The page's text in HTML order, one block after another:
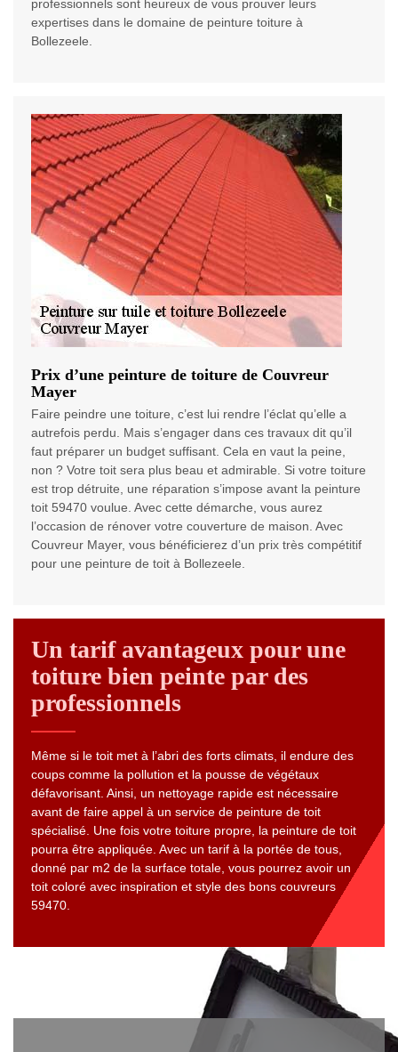
professionnels sont heureux de vous prouver leurs
expertises dans le domaine de peinture toiture à
Bollezeele.
Prix d’une peinture de toiture de Couvreur
Mayer
Faire peindre une toiture, c’est lui rendre l’éclat qu’elle a
autrefois perdu. Mais s’engager dans ces travaux dit qu’il
faut préparer un budget suffisant. Cela en vaut la peine,
non ? Votre toit sera plus beau et admirable. Si votre toiture
est trop détruite, une réparation s’impose avant la peinture
toit 59470 voulue. Avec cette démarche, vous aurez
l’occasion de rénover votre couverture de maison. Avec
Couvreur Mayer, vous bénéficierez d’un prix très compétitif
pour une peinture de toit à Bollezeele.
Un tarif avantageux pour une
toiture bien peinte par des
professionnels
Même si le toit met à l’abri des forts climats, il endure des
coups comme la pollution et la pousse de végétaux
défavorisant. Ainsi, un nettoyage rapide est nécessaire
avant de faire appel à un service de peinture de toit
spécialisé. Une fois votre toiture propre, la peinture de toit
pourra être appliquée. Avec un tarif à la portée de tous,
donné par m2 de la surface totale, vous pourrez avoir un
toit coloré avec inspiration et style des bons couvreurs
59470.